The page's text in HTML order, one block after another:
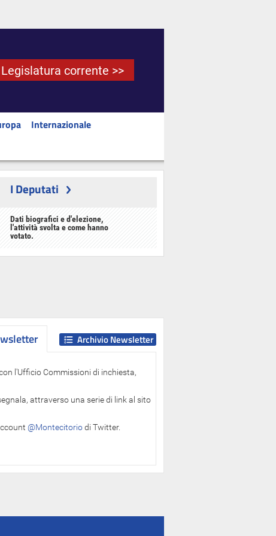
corrente >>
Internazionale
I Deputati
Dati biografici e d'elezione,
l'attività svolta e come hanno
votato.
l'Ufficio Commissioni di inchiesta,
attraverso una serie di link al sito
@Montecitoriodi Twitter.
Archivio Newsletter